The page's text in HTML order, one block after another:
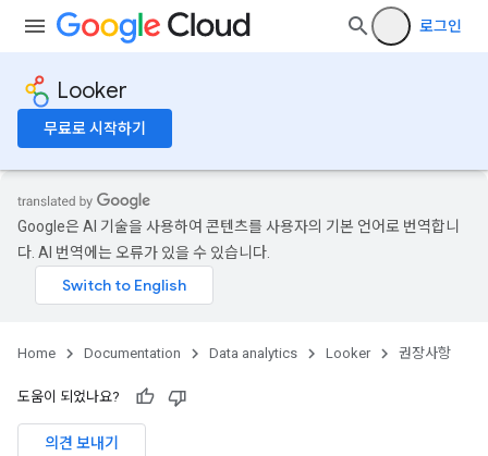
로그인
Looker
무료로 시작하기
Google은 AI 기술을 사용하여 콘텐츠를 사용자의 기본 언어로 번역합니
다. AI 번역에는 오류가 있을 수 있습니다.
Home Documentation Data analytics Looker 권장사항
도움이 되었나요?
의견 보내기